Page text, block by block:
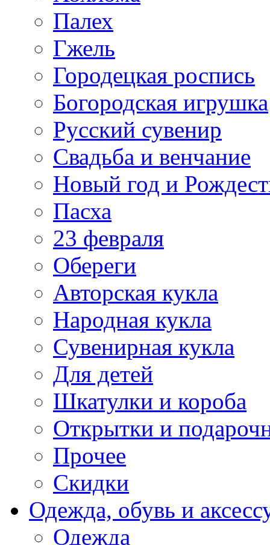
Палех
Гжель
Городецкая роспись
Богородская игрушка
Русский сувенир
Свадьба и венчание
Новый год и
Пасха
23 февраля
Обереги
Авторская кукла
Народная кукла
Сувенирная кукла
Для детей
Шкатулки и короба
Открытки и
Прочее
Скидки
Одежда, обувь и
Одежда